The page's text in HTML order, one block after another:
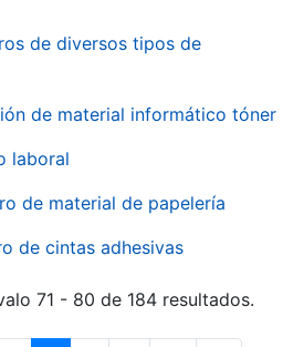
de diversos tipos de
de material informático tóner
laboral
de material de papelería
de cintas adhesivas
71 - 80 de 184 resultados.